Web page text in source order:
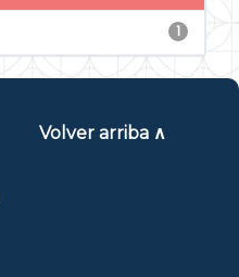
1
Volver arriba ∧